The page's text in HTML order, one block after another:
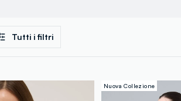
Tutti i filtri
Nuova Collezione